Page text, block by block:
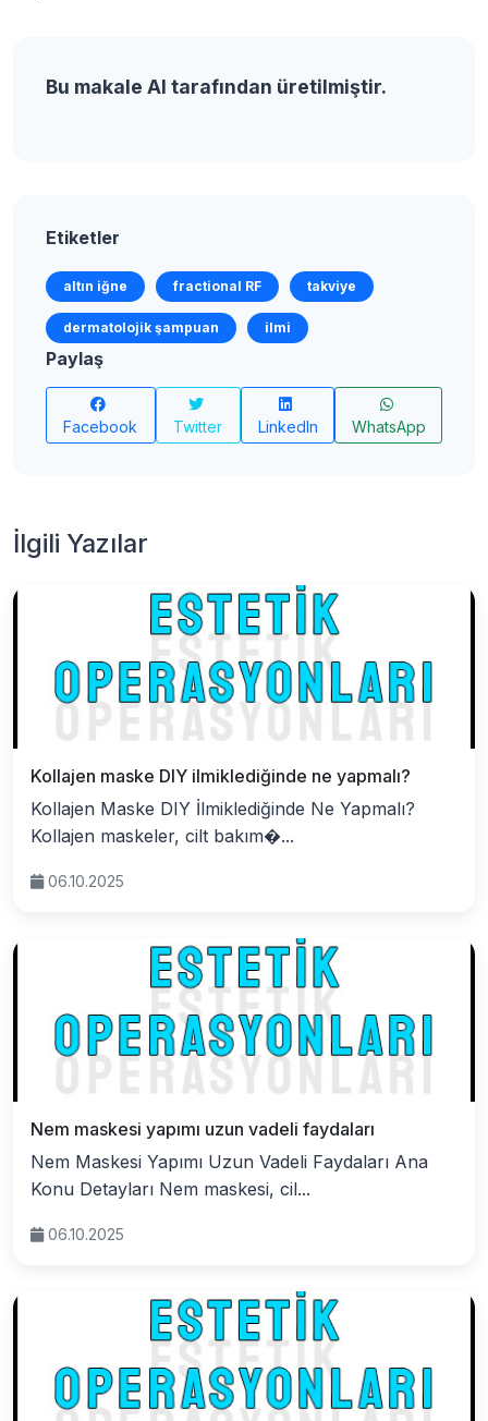
Bu makale AI tarafından üretilmiştir.
Etiketler
altın iğne fractional RF takviye
dermatolojik şampuan ilmi
Paylaş
Facebook Twitter LinkedIn WhatsApp
İlgili Yazılar
Kollajen maske DIY ilmiklediğinde ne yapmalı?
Kollajen Maske DIY İlmiklediğinde Ne Yapmalı?
Kollajen maskeler, cilt bakım�...
06.10.2025
Nem maskesi yapımı uzun vadeli faydaları
Nem Maskesi Yapımı Uzun Vadeli Faydaları Ana
Konu Detayları Nem maskesi, cil...
06.10.2025